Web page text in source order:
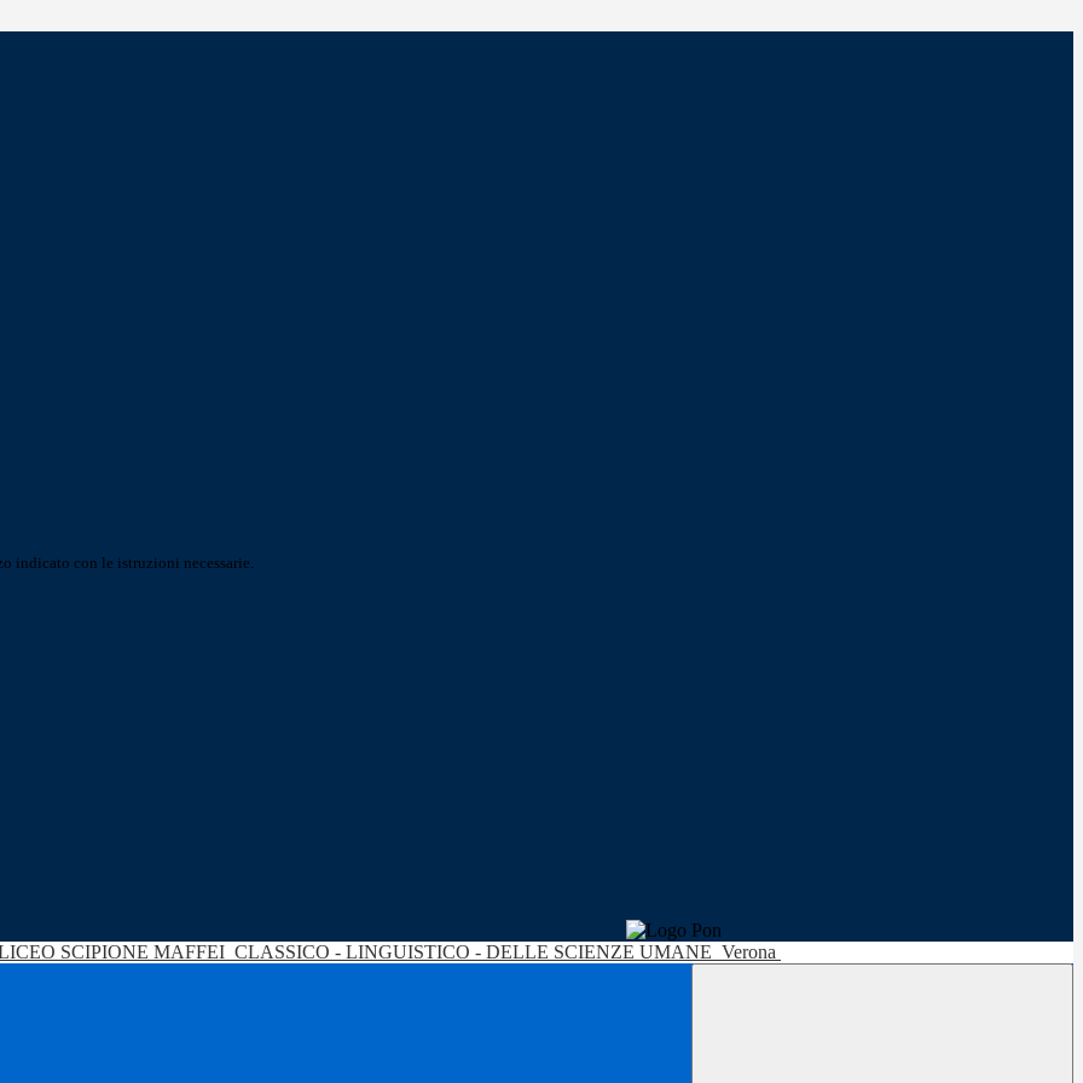
indicato con le istruzioni necessarie.
SCIPIONE MAFFEI CLASSICO - LINGUISTICO - DELLE SCIENZE UMANE Verona